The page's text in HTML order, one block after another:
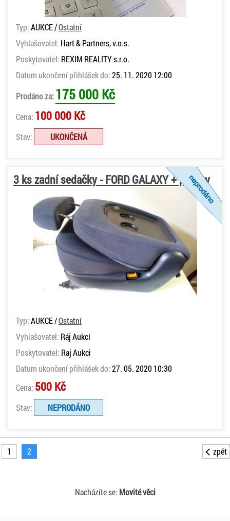
Typ:AUKCE /Ostatní
Vyhlašovatel: Hart & Partners, v.o.s.
Poskytovatel: REXIM REALITY s.r.o.
Datum ukončení přihlášek do:25. 11. 2020 12:00
Prodáno za:175 000 Kč
Cena: 100 000 Kč
Stav: UKONČENÁ
3 ks zadní sedačky - FORD GALAXY + potahy
Typ:AUKCE /Ostatní
Vyhlašovatel: Ráj Aukcí
Poskytovatel: Raj Aukci
Datum ukončení přihlášek do:27. 05. 2020 10:30
Cena: 500 Kč
Stav: NEPRODÁNO
1 2 zpět
Nacházíte se: Movité věci